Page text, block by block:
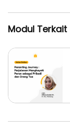
Modul Terkait